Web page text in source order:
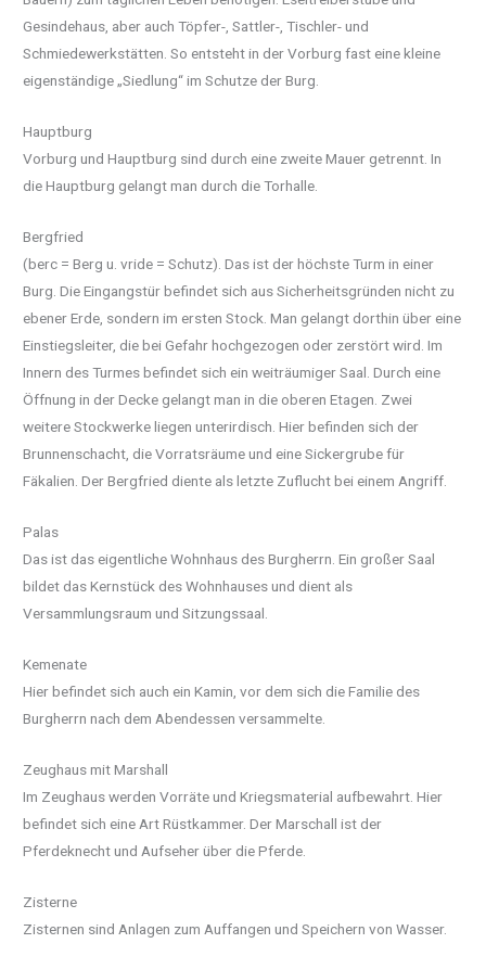
Gesindehaus, aber auch Töpfer-, Sattler-, Tischler- und
Schmiedewerkstätten. So entsteht in der Vorburg fast eine kleine
eigenständige „Siedlung“ im Schutze der Burg.
Hauptburg
Vorburg und Hauptburg sind durch eine zweite Mauer getrennt. In
die Hauptburg gelangt man durch die Torhalle.
Bergfried
(berc = Berg u. vride = Schutz). Das ist der höchste Turm in einer
Burg. Die Eingangstür befindet sich aus Sicherheitsgründen nicht zu
ebener Erde, sondern im ersten Stock. Man gelangt dorthin über eine
Einstiegsleiter, die bei Gefahr hochgezogen oder zerstört wird. Im
Innern des Turmes befindet sich ein weiträumiger Saal. Durch eine
Öffnung in der Decke gelangt man in die oberen Etagen. Zwei
weitere Stockwerke liegen unterirdisch. Hier befinden sich der
Brunnenschacht, die Vorratsräume und eine Sickergrube für
Fäkalien. Der Bergfried diente als letzte Zuflucht bei einem Angriff.
Palas
Das ist das eigentliche Wohnhaus des Burgherrn. Ein großer Saal
bildet das Kernstück des Wohnhauses und dient als
Versammlungsraum und Sitzungssaal.
Kemenate
Hier befindet sich auch ein Kamin, vor dem sich die Familie des
Burgherrn nach dem Abendessen versammelte.
Zeughaus mit Marshall
Im Zeughaus werden Vorräte und Kriegsmaterial aufbewahrt. Hier
befindet sich eine Art Rüstkammer. Der Marschall ist der
Pferdeknecht und Aufseher über die Pferde.
Zisterne
Zisternen sind Anlagen zum Auffangen und Speichern von Wasser.